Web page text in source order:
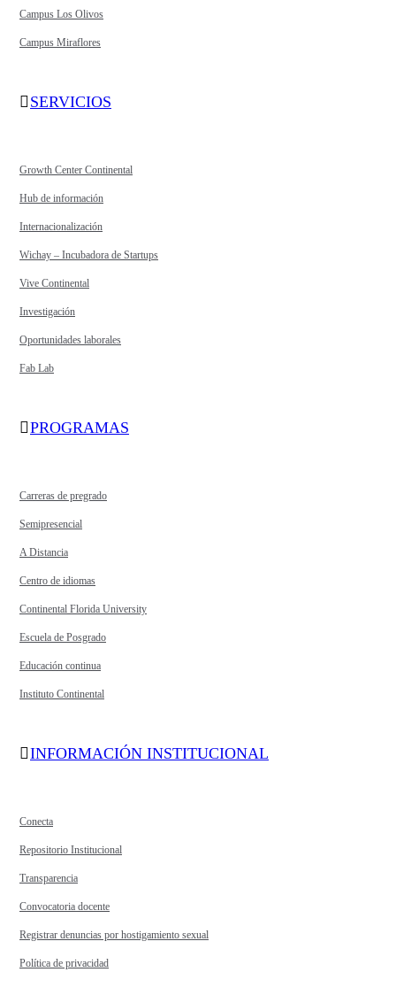
Campus Los Olivos
Campus Miraflores
SERVICIOS
Growth Center Continental
Hub de información
Internacionalización
Wichay – Incubadora de Startups
Vive Continental
Investigación
Oportunidades laborales
Fab Lab
PROGRAMAS
Carreras de pregrado
Semipresencial
A Distancia
Centro de idiomas
Continental Florida University
Escuela de Posgrado
Educación continua
Instituto Continental
INFORMACIÓN INSTITUCIONAL
Conecta
Repositorio Institucional
Transparencia
Convocatoria docente
Registrar denuncias por hostigamiento sexual
Política de privacidad